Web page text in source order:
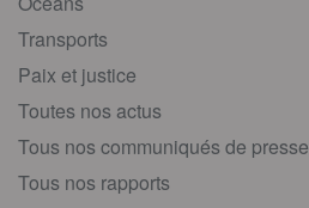
Transports
Paix et justice
Toutes nos actus
Tous nos communiqués de presse
Tous nos rapports